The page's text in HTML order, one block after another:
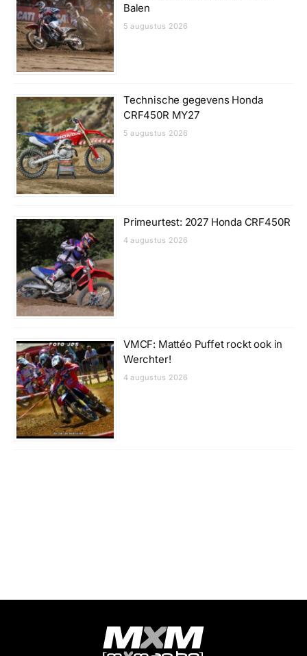
Balen
5 augustus 2026
Technische gegevens Honda
CRF450R MY27
5 augustus 2026
Primeurtest: 2027 Honda CRF450R
4 augustus 2026
VMCF: Mattéo Puffet rockt ook in
Werchter!
4 augustus 2026